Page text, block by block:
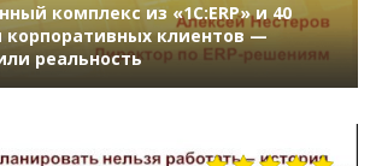
комплекс из «1С:ERP» и 40
клиентов —
реальность